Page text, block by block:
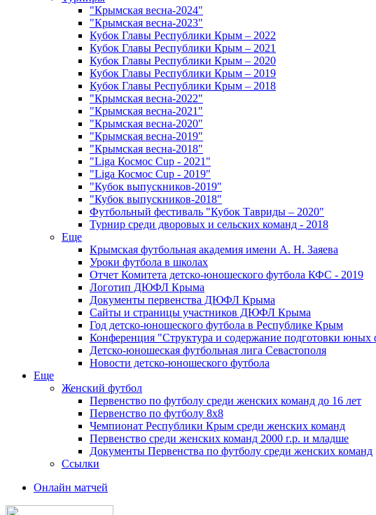
"Крымская весна-2024"
"Крымская весна-2023"
Кубок Главы Республики Крым – 2022
Кубок Главы Республики Крым – 2021
Кубок Главы Республики Крым – 2020
Кубок Главы Республики Крым – 2019
Кубок Главы Республики Крым – 2018
"Крымская весна-2022"
"Крымская весна-2021"
"Крымская весна-2020"
"Крымская весна-2019"
"Крымская весна-2018"
"Liga Космос Cup - 2021"
"Liga Космос Cup - 2019"
"Кубок выпускников-2019"
"Кубок выпускников-2018"
Футбольный фестиваль "Кубок Тавриды – 2020"
Турнир среди дворовых и сельских команд - 2018
Еще
Крымская футбольная академия имени А. Н. Заяева
Уроки футбола в школах
Отчет Комитета детско-юношеского футбола КФС - 2019
Логотип ДЮФЛ Крыма
Документы первенства ДЮФЛ Крыма
Сайты и страницы участников ДЮФЛ Крыма
Год детско-юношеского футбола в Республике Крым
Конференция "Структура и содержание подготовки юных
Детско-юношеская футбольная лига Севастополя
Новости детско-юношеского футбола
Еще
Женский футбол
Первенство по футболу среди женских команд до 16 лет
Первенство по футболу 8х8
Чемпионат Республики Крым среди женских команд
Первенство среди женских команд 2000 г.р. и младше
Документы Первенства по футболу среди женских команд
Ссылки
Онлайн матчей